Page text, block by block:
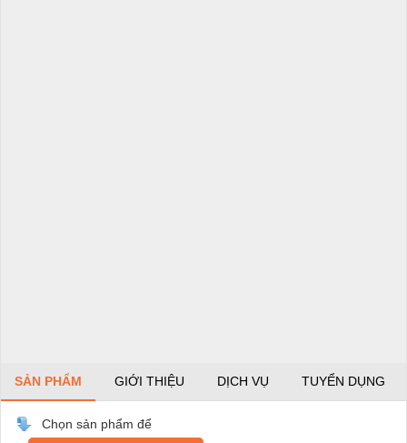
SẢN PHẨM GIỚI THIỆU DỊCH VỤ TUYỂN DỤNG
Chọn sản phẩm để